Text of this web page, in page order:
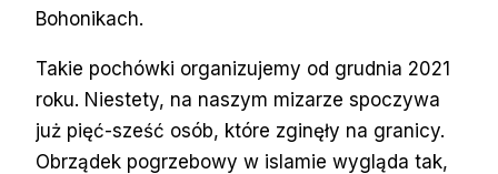
Bohonikach.
Takie pochówki organizujemy od grudnia 2021
roku. Niestety, na naszym mizarze spoczywa
już pięć-sześć osób, które zginęły na granicy.
Obrządek pogrzebowy w islamie wygląda tak,